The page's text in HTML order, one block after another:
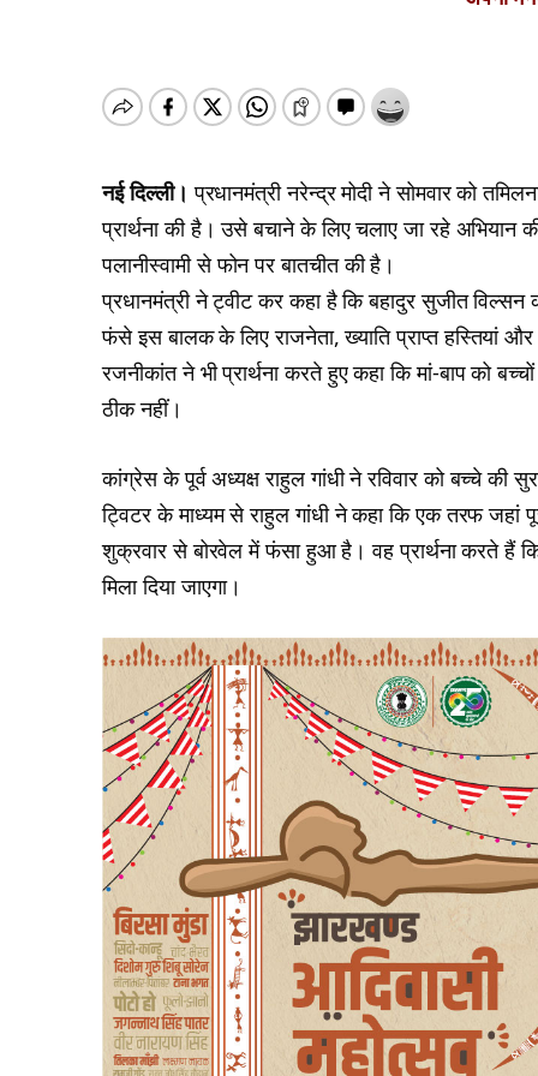
नई दिल्ली। प्रधानमंत्री नरेन्द्र मोदी ने सोमवार को
प्रार्थना की है। उसे बचाने के लिए चलाए जा रहे अभियान
पलानीस्वामी से फोन पर बातचीत की है।
प्रधानमंत्री ने ट्वीट कर कहा है कि बहादुर सुजीत
फंसे इस बालक के लिए राजनेता, ख्याति प्राप्त हस्तियां और
रजनीकांत ने भी प्रार्थना करते हुए कहा कि मां-बाप को
ठीक नहीं।
कांग्रेस के पूर्व अध्यक्ष राहुल गांधी ने रविवार को बच्चे की
ट्विटर के माध्यम से राहुल गांधी ने कहा कि एक तरफ जहां
शुक्रवार से बोरवेल में फंसा हुआ है। वह प्रार्थना करते हैं
मिला दिया जाएगा।